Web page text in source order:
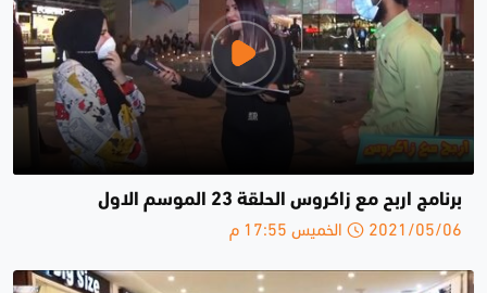
برنامج اربح مع زاكروس الحلقة 23 الموسم الاول
2021/05/06 الخميس 17:55 م